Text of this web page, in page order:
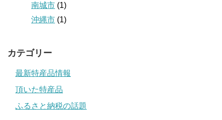
南城市 (1)
沖縄市 (1)
カテゴリー
最新特産品情報
頂いた特産品
ふるさと納税の話題